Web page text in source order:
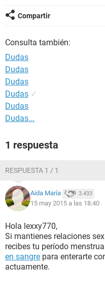
Compartir
Consulta también:
Dudas
Dudas
Dudas
Dudas ✓
Dudas
Dudas...
1 respuesta
RESPUESTA 1 / 1
Aída María 3.433
15 may 2015 a las 18:40
Hola lexxy770,
Si mantienes relaciones
recibes tu período
en sangre para enterarte
actuamente.